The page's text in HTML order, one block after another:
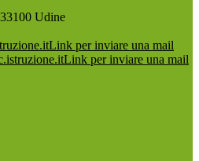
Udine
Link per inviare una mail
Link per inviare una mail